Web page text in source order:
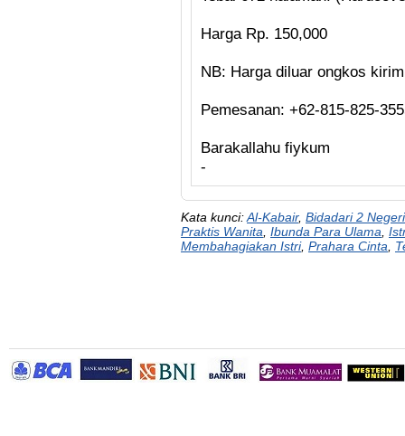
Harga Rp. 150,000
NB: Harga diluar ongkos kirim
Pemesanan: +62-815-825-
Barakallahu fiykum
-
Kata kunci:Al-Kabair, Bidadari 2 Negeri
Praktis Wanita Ibunda Para Ulama
Membahagiakan Istri, Prahara Cinta